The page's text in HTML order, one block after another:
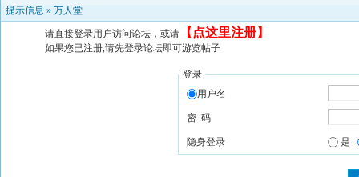
提示信息 » 万人堂
请直接登录用户访问论坛，或请 【 点这里注册】
如果您已注册,请先登录论坛即可游览帖子
登录
用户名
密 码
隐身登录 是